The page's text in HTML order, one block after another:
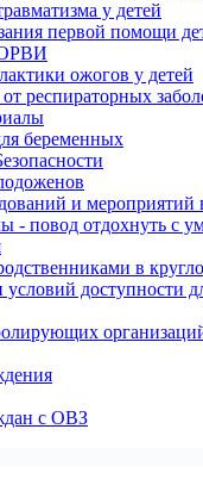
у детей
первой помощи
ожогов у детей
респираторных
беременных
и мероприятий
- повод отдохнуть с
в
условий доступности
с ОВЗ